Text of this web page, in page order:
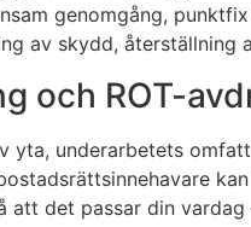
genomgång,
av skydd, återställning
och ROT-
yta, underarbetets
att det passar din